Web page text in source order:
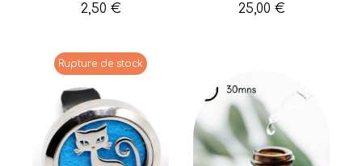
2,50 € 25,00 €
Rupture de stock